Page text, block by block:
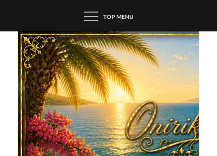
content
TOP MENU